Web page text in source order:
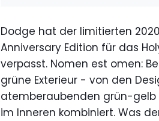
Dodge hat der limitierten
Anniversary Edition für das
verpasst. Nomen est omen:
grüne Exterieur - von den
atemberaubenden grün-gelb
im Inneren kombiniert. Was